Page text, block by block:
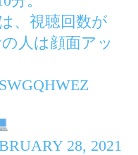
、視聴回数が
人は顔面アッ
28, 2021